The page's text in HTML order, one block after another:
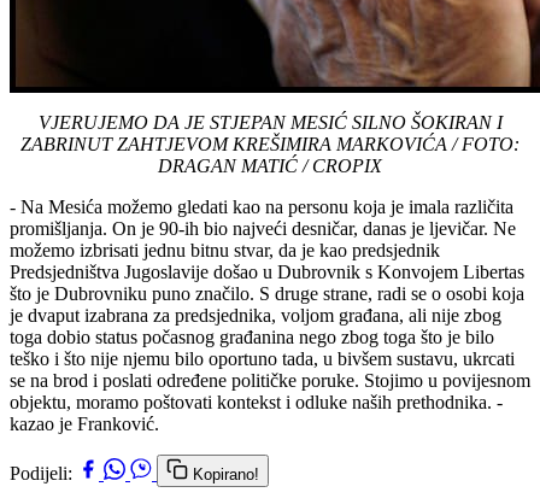
VJERUJEMO DA JE STJEPAN MESIĆ SILNO ŠOKIRAN I
ZABRINUT ZAHTJEVOM KREŠIMIRA MARKOVIĆA / FOTO:
DRAGAN MATIĆ / CROPIX
- Na Mesića možemo gledati kao na personu koja je imala različita
promišljanja. On je 90-ih bio najveći desničar, danas je ljevičar. Ne
možemo izbrisati jednu bitnu stvar, da je kao predsjednik
Predsjedništva Jugoslavije došao u Dubrovnik s Konvojem Libertas
što je Dubrovniku puno značilo. S druge strane, radi se o osobi koja
je dvaput izabrana za predsjednika, voljom građana, ali nije zbog
toga dobio status počasnog građanina nego zbog toga što je bilo
teško i što nije njemu bilo oportuno tada, u bivšem sustavu, ukrcati
se na brod i poslati određene političke poruke. Stojimo u povijesnom
objektu, moramo poštovati kontekst i odluke naših prethodnika. -
kazao je Franković.
Podijeli: Kopirano!